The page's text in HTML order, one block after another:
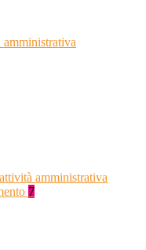
amministrativa
7